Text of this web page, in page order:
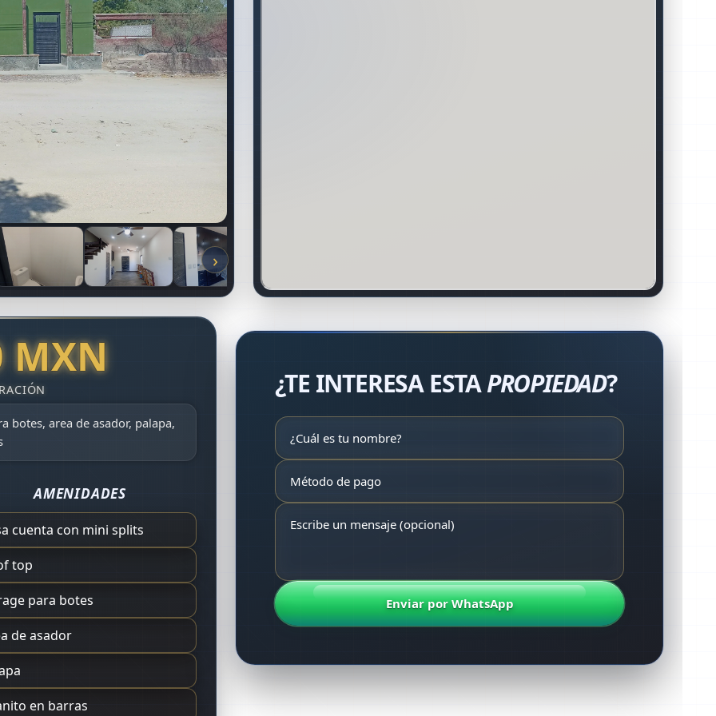
›
MXN
botes, area de asador, palapa,
AMENIDADES
cuenta con mini splits
top
para botes
de asador
en barras
¿TE INTERESA ESTAPROPIEDAD?
Enviar por WhatsApp